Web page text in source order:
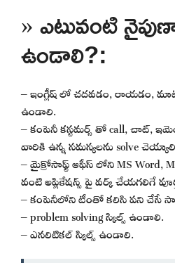
» ఎటువంటి
ఉండాలి?:
– ఇంగ్లీష్ లో చదవడం, రాయడం,
ఉండాలి.
– కంపెనీ కస్టమర్స్ తో call, చాట్,
వారికి ఉన్న సమస్యలను solve
– మైక్రోసాఫ్ట్ ఆఫీస్ లోని MS Word,
వంటి అప్లికేషన్స్ పై వర్క్ చేయగలిగే
– కంపెనీలోని టీంతో కలిసి పని చేసే
– problem solving స్కిల్స్ ఉండాలి.
– ఎనలిటికల్ స్కిల్స్ ఉండాలి.